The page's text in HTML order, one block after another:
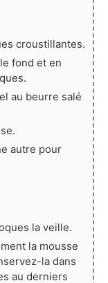
croustillantes.
fond et en
au beurre salé
autre pour
la veille.
la mousse
la dans
au derniers